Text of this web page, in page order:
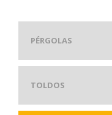
PÉRGOLAS
TOLDOS